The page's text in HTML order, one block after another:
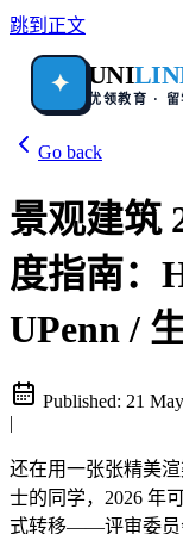
跳到正文
✦ UNI
优领教育 ·
Go back
景观建筑
度指南：
UPenn /
Published: 21
|
还在用一张张精美
士的同学，2026 年
式转移——评审委员